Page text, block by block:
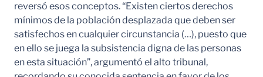
reversó esos conceptos. “Existen ciertos derechos
mínimos de la población desplazada que deben ser
satisfechos en cualquier circunstancia (…), puesto que
en ello se juega la subsistencia digna de las personas
en esta situación”, argumentó el alto tribunal,